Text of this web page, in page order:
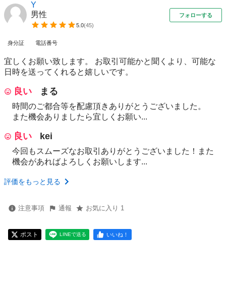
Y
男性
5.0(45)
フォローする
身分証 電話番号
宜しくお願い致します。 お取引可能かと聞くより、可能な
日時を送ってくれると嬉しいです。
良い まる
時間のご都合等を配慮頂きありがとうございました。
また機会ありましたら宜しくお願い...
良い kei
今回もスムーズなお取引ありがとうございました！また
機会があればよろしくお願いします...
評価をもっと見る
注意事項 通報 お気に入り 1
ポスト LINEで送る いいね！